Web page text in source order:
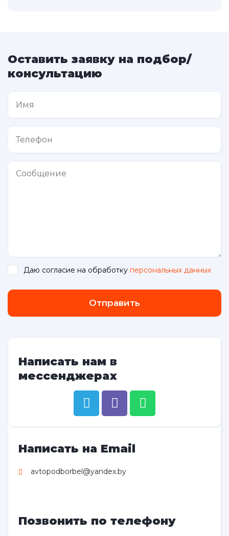
Оставить заявку на подбор/
консультацию
Даю согласие на обработку персональных данных
Отправить
Написать нам в
мессенджерах
Написать на Email
avtopodborbel@yandex.by
Позвонить по телефону